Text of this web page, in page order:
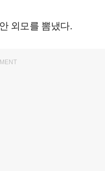
외모를 뽐냈다.